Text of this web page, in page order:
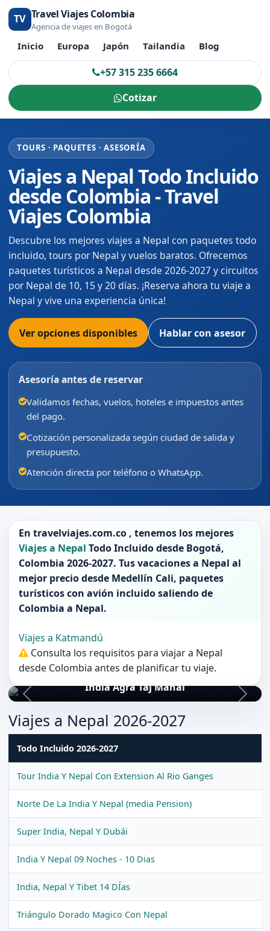
TV Travel Viajes Colombia
Agencia de viajes en Bogotá
Inicio Europa Japón Tailandia Blog
+57 315 235 6664
Cotizar
TOURS · PAQUETES · ASESORÍA
Viajes a Nepal Todo Incluido
desde Colombia - Travel
Viajes Colombia
Descubre los mejores viajes a Nepal con paquetes todo
incluido, tours por Nepal y vuelos baratos. Ofrecemos
paquetes turísticos a Nepal desde 2026-2027 y circuitos
por Nepal de 10, 15 y 20 días. ¡Reserva ahora tu viaje a
Nepal y vive una experiencia única!
Ver opciones disponibles Hablar con asesor
Asesoría antes de reservar
Validamos fechas, vuelos, hoteles e impuestos antes
del pago.
Cotización personalizada según ciudad de salida y
presupuesto.
Atención directa por teléfono o WhatsApp.
En travelviajes.com.co , tenemos los mejores
Viajes a Nepal Todo Incluido desde Bogotá,
Colombia 2026-2027. Tus vacaciones a Nepal al
mejor precio desde Medellín Cali, paquetes
turísticos con avión incluido saliendo de
Colombia a Nepal.
Viajes a Katmandú
Consulta los requisitos para viajar a Nepal
desde Colombia antes de planificar tu viaje.
India Agra Taj Mahal
Viajes a Nepal 2026-2027
Todo Incluido 2026-2027
Tour India Y Nepal Con Extension Al Rio Ganges
Norte De La India Y Nepal (media Pension)
Super India, Nepal Y Dubái
India Y Nepal 09 Noches - 10 Dias
India, Nepal Y Tibet 14 DÍas
Triángulo Dorado Magico Con Nepal